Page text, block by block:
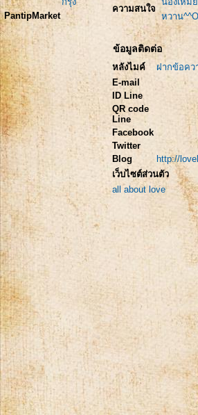
PantipMarket
ความสนใจ
หวาน
ข้อมูลติดต่อ
หลังไมค์
ฝากข้อคว
E-mail
ID Line
QR code
Line
Facebook
Twitter
Blog
http://
เว็บไซต์ส่วนตัว
all about love